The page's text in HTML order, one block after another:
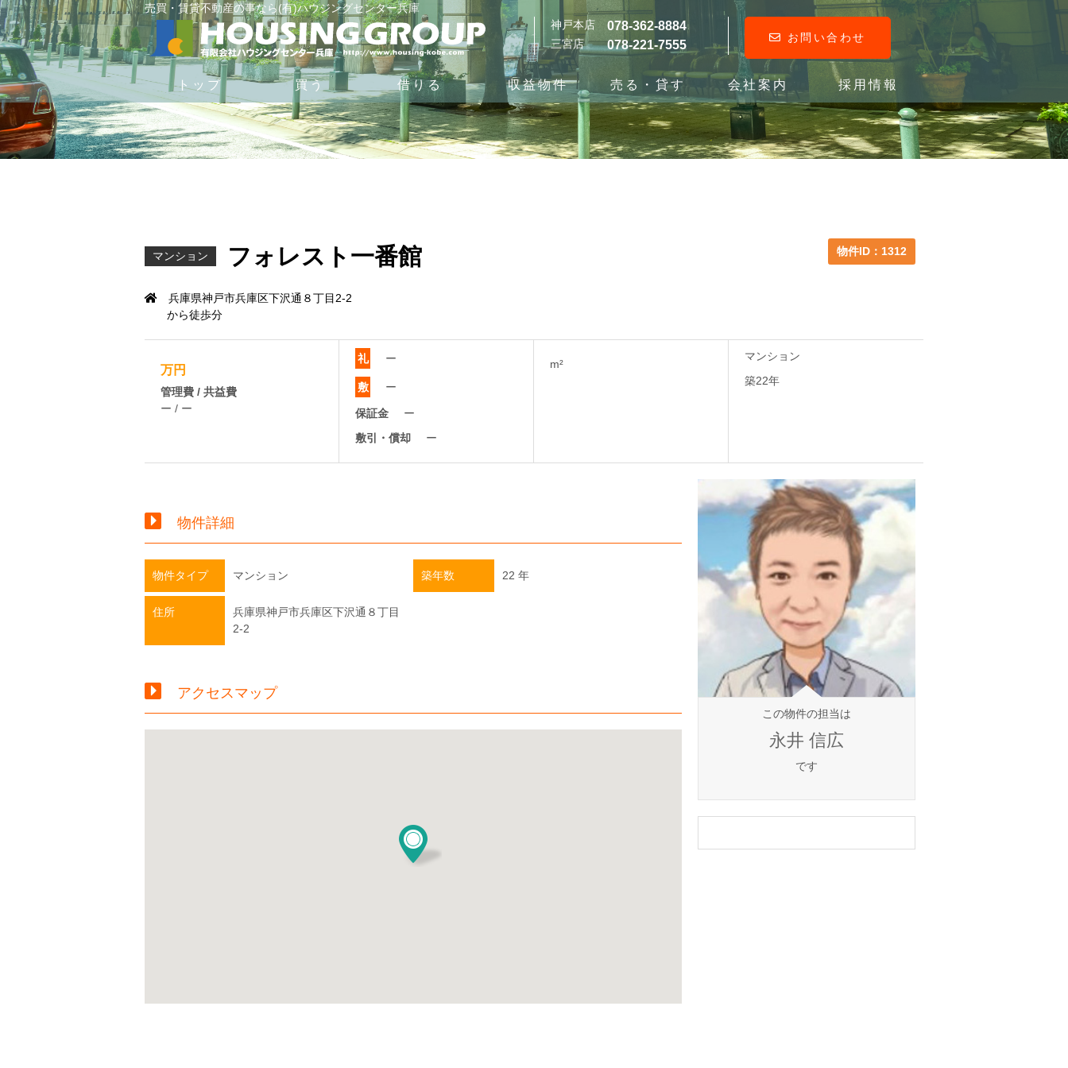
売買・賃貸不動産の事なら(有)ハウジングセンター兵庫
神戸本店
078-362-8884
三宮店 078-221-7555
お問い合わせ
トップ 買う 借りる 収益物件 売る・貸す 会社案内 採用情報
マンション フォレスト一番館 物件ID：1312
兵庫県神戸市兵庫区下沢通８丁目2-2
から徒歩分
万円
管理費 / 共益費
ー / ー
礼 ー
敷 ー
保証金
ー
敷引・償却
ー
m²
マンション
築22年
物件詳細
物件タイプ マンション 築年数 22 年
住所
兵庫県神戸市兵庫区下沢通８丁目
2-2
アクセスマップ
この物件の担当は
永井 信広
です